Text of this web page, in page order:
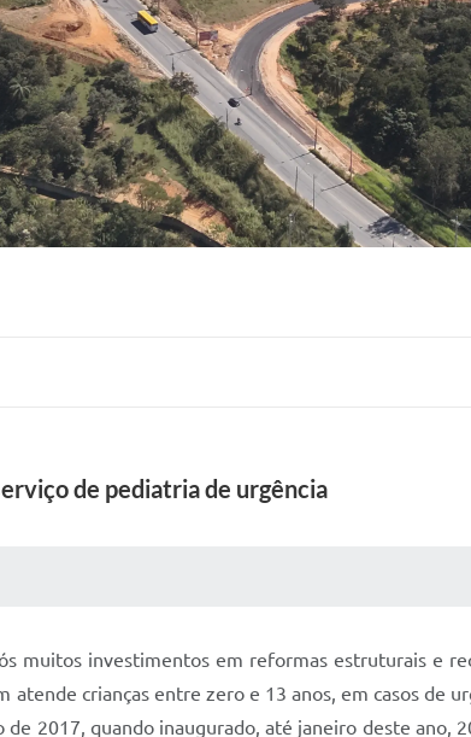
de pediatria de urgência
muitos investimentos em reformas estruturais e
crianças entre zero e 13 anos, em casos de
2017, quando inaugurado, até janeiro deste ano,